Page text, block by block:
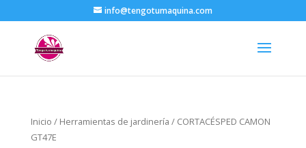
info@tengotumaquina.com
Inicio / Herramientas de jardinería / CORTACÉSPED CAMON
GT47E